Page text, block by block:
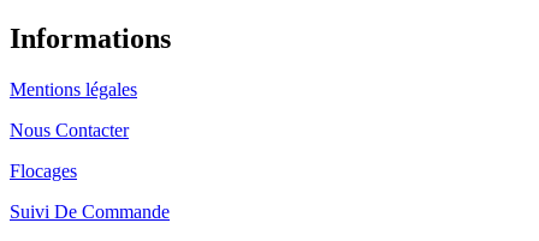
Informations
Mentions légales
Nous Contacter
Flocages
Suivi De Commande